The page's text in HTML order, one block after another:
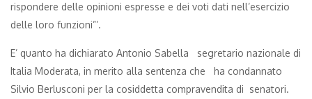
rispondere delle opinioni espresse e dei voti dati nell’esercizio
delle loro funzioni”’.
E’ quanto ha dichiarato Antonio Sabella segretario nazionale di
Italia Moderata, in merito alla sentenza che ha condannato
Silvio Berlusconi per la cosiddetta compravendita di senatori.